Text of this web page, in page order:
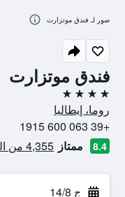
فندق موتزارت
4 نجوم
روما، إيطاليا
+39 063 600 1915
8.4 ممتاز 4,355 من التقييمات تم التحقق منها
ج 14/8
صور لـ فندق موتزارت